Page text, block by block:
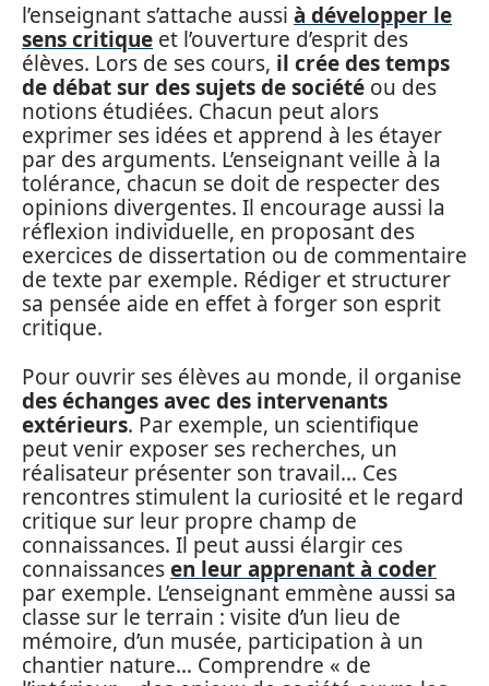
l’enseignant s’attache aussi à développer le
sens critique et l’ouverture d’esprit des
élèves. Lors de ses cours, il crée des temps
de débat sur des sujets de société ou des
notions étudiées. Chacun peut alors
exprimer ses idées et apprend à les étayer
par des arguments. L’enseignant veille à la
tolérance, chacun se doit de respecter des
opinions divergentes. Il encourage aussi la
réflexion individuelle, en proposant des
exercices de dissertation ou de commentaire
de texte par exemple. Rédiger et structurer
sa pensée aide en effet à forger son esprit
critique.
Pour ouvrir ses élèves au monde, il organise
des échanges avec des intervenants
extérieurs. Par exemple, un scientifique
peut venir exposer ses recherches, un
réalisateur présenter son travail… Ces
rencontres stimulent la curiosité et le regard
critique sur leur propre champ de
connaissances. Il peut aussi élargir ces
connaissancesen leur apprenant à coder
par exemple. L’enseignant emmène aussi sa
classe sur le terrain : visite d’un lieu de
mémoire, d’un musée, participation à un
chantier nature… Comprendre « de